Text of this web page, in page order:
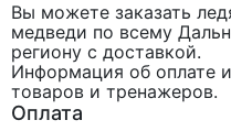
Вы можете заказать
медведи по всему
региону с доставкой.
Информация об оплате
товаров и тренажеров.
Оплата